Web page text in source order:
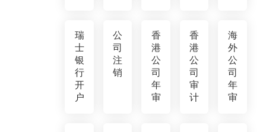
瑞
士
银
行
开
户
公
司
注
销
香
港
公
司
年
审
香
港
公
司
审
计
海
外
公
司
年
审